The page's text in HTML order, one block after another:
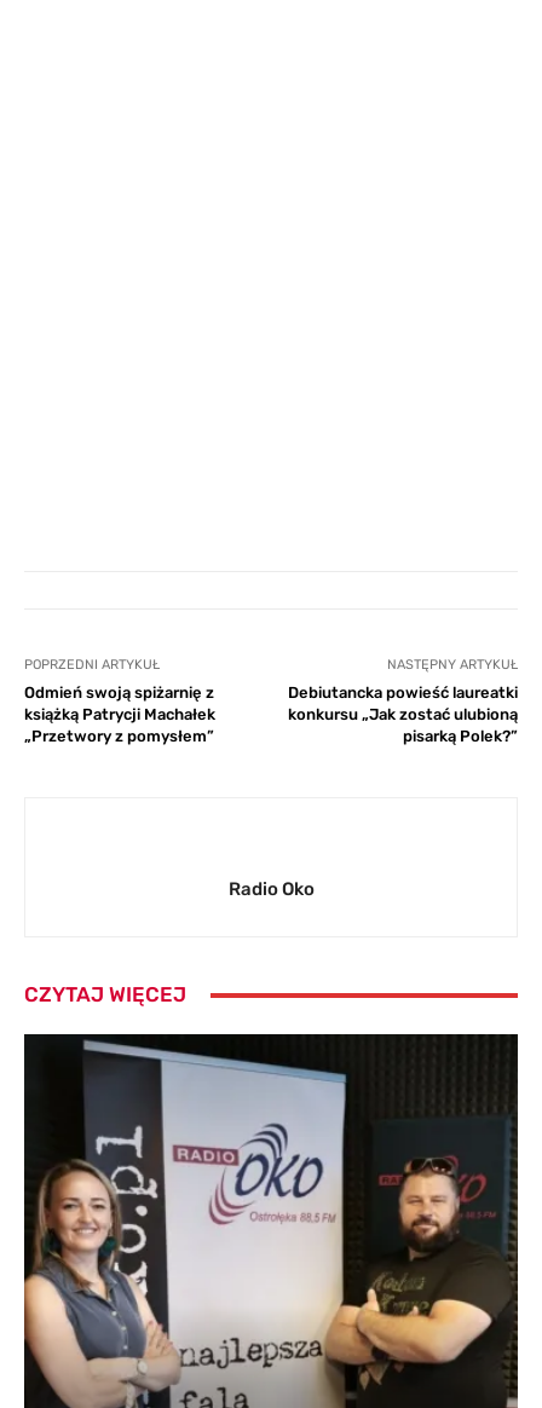
POPRZEDNI ARTYKUŁ
Odmień swoją spiżarnię z
książką Patrycji Machałek
„Przetwory z pomysłem”
NASTĘPNY ARTYKUŁ
Debiutancka powieść laureatki
konkursu „Jak zostać ulubioną
pisarką Polek?”
Radio Oko
CZYTAJ WIĘCEJ